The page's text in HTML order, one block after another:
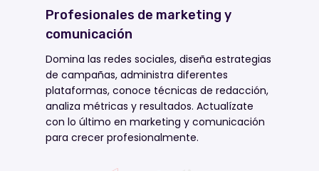
Profesionales de marketing y
comunicación
Domina las redes sociales, diseña estrategias
de campañas, administra diferentes
plataformas, conoce técnicas de redacción,
analiza métricas y resultados. Actualízate
con lo último en marketing y comunicación
para crecer profesionalmente.